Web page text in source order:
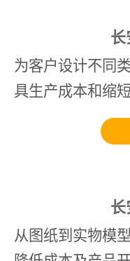
长
为客户设计不同
具生产成本和缩
长
从图纸到实物模